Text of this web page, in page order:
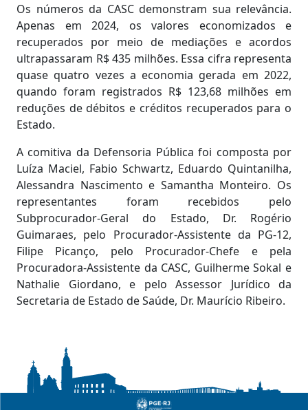
Os números da CASC demonstram sua relevância.
Apenas em 2024, os valores economizados e
recuperados por meio de mediações e acordos
ultrapassaram R$ 435 milhões. Essa cifra representa
quase quatro vezes a economia gerada em 2022,
quando foram registrados R$ 123,68 milhões em
reduções de débitos e créditos recuperados para o
Estado.
A comitiva da Defensoria Pública foi composta por
Luíza Maciel, Fabio Schwartz, Eduardo Quintanilha,
Alessandra Nascimento e Samantha Monteiro. Os
representantes foram recebidos pelo
Subprocurador-Geral do Estado, Dr. Rogério
Guimaraes, pelo Procurador-Assistente da PG-12,
Filipe Picanço, pelo Procurador-Chefe e pela
Procuradora-Assistente da CASC, Guilherme Sokal e
Nathalie Giordano, e pelo Assessor Jurídico da
Secretaria de Estado de Saúde, Dr. Maurício Ribeiro.